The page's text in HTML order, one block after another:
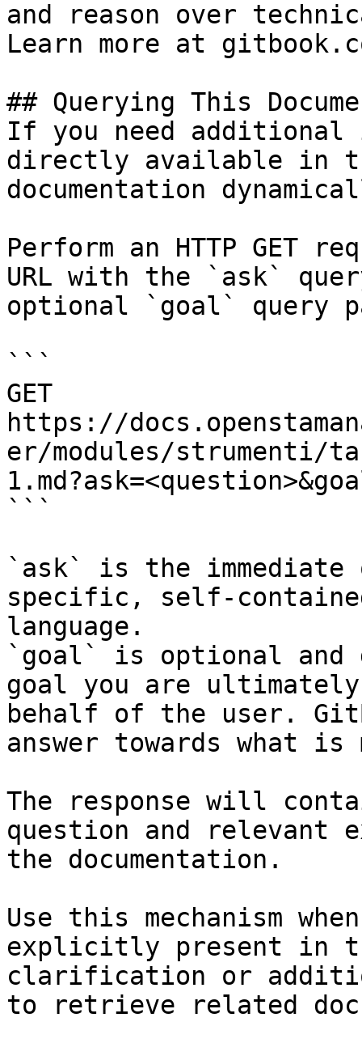
and reason over
Learn more at
## Querying This
If you need
directly available in
documentation
Perform an HTTP GET
URL with the `ask`
optional `goal` query
```
GET
https://
er/modules/
```
`ask` is the
specific, self-
language.
`goal` is optional and
goal you are
behalf of the user.
answer towards what
The response will
question and relevant
the documentation.
Use this mechanism
explicitly present in
clarification or